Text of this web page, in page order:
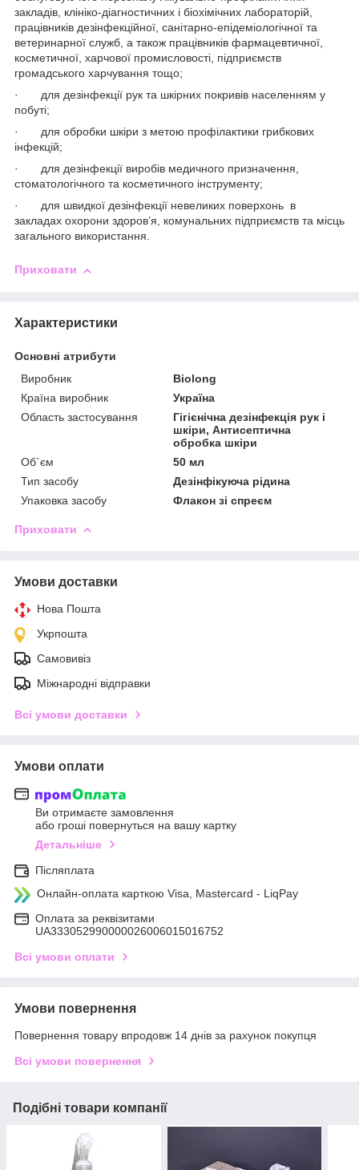
закладів, клініко-діагностичних і біохімічних лабораторій,
працівників дезінфекційної, санітарно-епідеміологічної та
ветеринарної служб, а також працівників фармацевтичної,
косметичної, харчової промисловості, підприємств
громадського харчування тощо;
· для дезінфекції рук та шкірних покривів населенням у
побуті;
· для обробки шкіри з метою профілактики грибкових
інфекцій;
· для дезінфекції виробів медичного призначення,
стоматологічного та косметичного інструменту;
· для швидкої дезінфекції невеликих поверхонь в
закладах охорони здоров’я, комунальних підприємств та місць
загального використання.
Приховати
Характеристики
Основні атрибути
Виробник
Biolong
Країна виробник
Україна
Область застосування
Гігієнічна дезінфекція рук і
шкіри, Антисептична
обробка шкіри
Об`єм
50 мл
Тип засобу
Дезінфікуюча рідина
Упаковка засобу
Флакон зі спреєм
Приховати
Умови доставки
Нова Пошта
Укрпошта
Самовивіз
Міжнародні відправки
Всі умови доставки
Умови оплати
Ви отримаєте замовлення
або гроші повернуться на вашу картку
Детальніше
Післяплата
Онлайн-оплата карткою Visa, Mastercard - LiqPay
Оплата за реквізитами
UA333052990000026006015016752
Всі умови оплати
Умови повернення
Повернення товару впродовж 14 днів за рахунок покупця
Всі умови повернення
Подібні товари компанії